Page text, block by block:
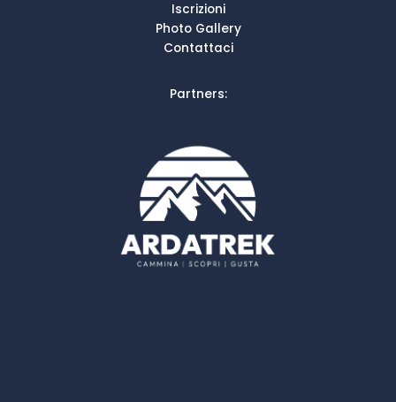
Iscrizioni
Photo Gallery
Contattaci
Partners: